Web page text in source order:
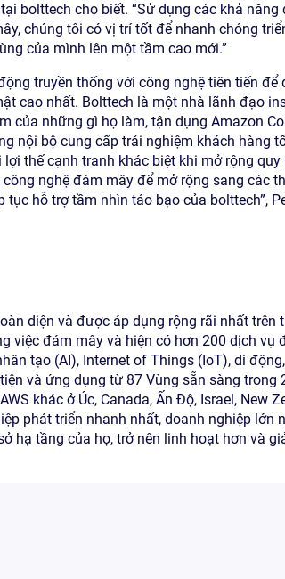
bolttech cho biết. “Sử dụng các khả
chúng tôi có vị trí tốt để nhanh chóng
của mình lên một tầm cao mới.”
truyền thống với công nghệ tiên tiến
cao nhất. Bolttech là một nhà lãnh đạo
của những gì họ làm, tận dụng Amazon
nội bộ cung cấp trải nghiệm khách hàng
thế cạnh tranh khác biệt khi mở rộng
nghệ đám mây để mở rộng sang các
hỗ trợ tầm nhìn táo bạo của bolttech”,
diện và được áp dụng rộng rãi nhất trên
việc đám mây và hiện có hơn 200 dịch vụ
tạo (AI), Internet of Things (IoT), di
và ứng dụng từ 87 Vùng sẵn sàng trong
khác ở Úc, Canada, Ấn Độ, Israel, New
phát triển nhanh nhất, doanh nghiệp lớn
hạ tầng của họ, trở nên linh hoạt hơn và